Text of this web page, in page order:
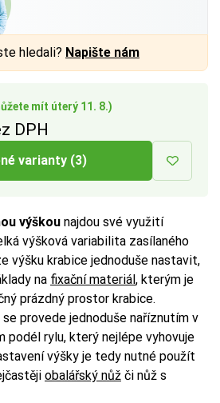
mít úterý 11. 8.)
DPH
varianty (3)
výškou najdou své využití
výšková variabilita zasílaného
výšku krabice jednoduše nastavit,
na fixační materiál, kterým je
prázdný prostor krabice.
provede jednoduše naříznutím v
podél rylu, který nejlépe vyhovuje
výšky je tedy nutné použít
obalářský nůž či nůž s
hledali? Napište nám
až
správné krabice:
krabici
až
správné krabice:
krabici
až
správné krabice:
krabici